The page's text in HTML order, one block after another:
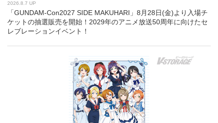
2026.8.7 UP
「GUNDAM-Con2027 SIDE MAKUHARI」8月28日(金)より入場チ
ケットの抽選販売を開始！2029年のアニメ放送50周年に向けたセ
レブレーションイベント！